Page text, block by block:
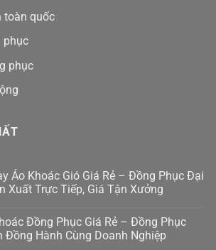
toàn quốc
phục
phục
Áo Khoác Gió Giá Rẻ – Đồng Phục Đại
Xuất Trực Tiếp, Giá Tận Xưởng
Đồng Phục Giá Rẻ – Đồng Phục
Đồng Hành Cùng Doanh Nghiệp